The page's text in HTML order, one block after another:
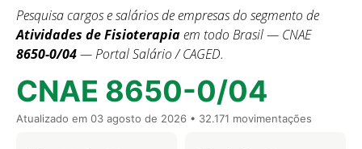
Pesquisa cargos e salários de empresas do segmento de
Atividades de Fisioterapiaem todo Brasil — CNAE
8650-0/04— Portal Salário / CAGED.
CNAE 8650-0/04
Atualizado em 03 agosto de 2026 • 32.171 movimentações